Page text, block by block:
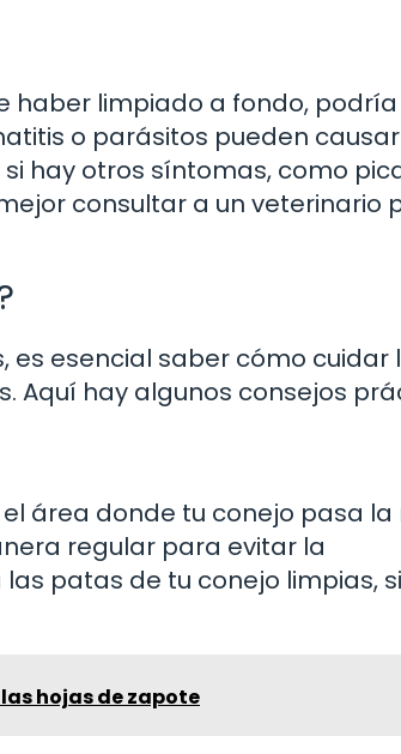
haber limpiado a fondo, podría
o parásitos pueden causar
hay otros síntomas, como
consultar a un veterinario
es esencial saber cómo cuidar
Aquí hay algunos consejos
área donde tu conejo pasa
regular para evitar la
patas de tu conejo limpias,
hojas de zapote